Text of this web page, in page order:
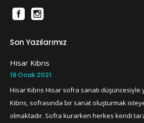
Son Yazılarımız
Hisar Kıbrıs
18 Ocak 2021
Hisar Kıbrıs Hisar sofra sanatı düşüncesiyle
Kıbrıs, sofrasında bir sanat oluşturmak
olmaktadır. Sofra kurarken herkes kendi